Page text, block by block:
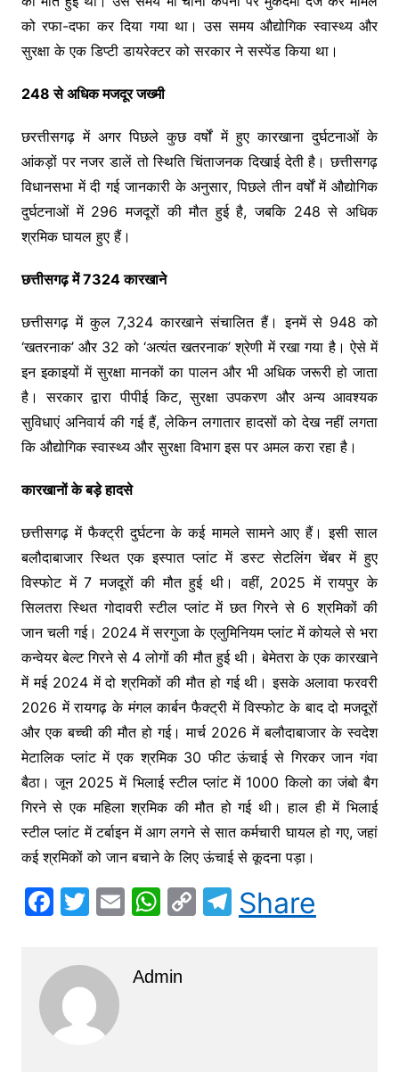
को रफा-दफा कर दिया गया था। उस समय औद्योगिक स्वास्थ्य और
सुरक्षा के एक डिप्टी डायरेक्टर को सरकार ने सस्पेंड किया था।
248 से अधिक मजदूर जख्मी
छरत्तीसगढ़ में अगर पिछले कुछ वर्षों में हुए कारखाना दुर्घटनाओं के
आंकड़ों पर नजर डालें तो स्थिति चिंताजनक दिखाई देती है। छत्तीसगढ़
विधानसभा में दी गई जानकारी के अनुसार, पिछले तीन वर्षों में औद्योगिक
दुर्घटनाओं में 296 मजदूरों की मौत हुई है, जबकि 248 से अधिक
श्रमिक घायल हुए हैं।
छत्तीसगढ़ में 7324 कारखाने
छत्तीसगढ़ में कुल 7,324 कारखाने संचालित हैं। इनमें से 948 को
‘खतरनाक’ और 32 को ‘अत्यंत खतरनाक’ श्रेणी में रखा गया है। ऐसे में
इन इकाइयों में सुरक्षा मानकों का पालन और भी अधिक जरूरी हो जाता
है। सरकार द्वारा पीपीई किट, सुरक्षा उपकरण और अन्य आवश्यक
सुविधाएं अनिवार्य की गई हैं, लेकिन लगातार हादसों को देख नहीं लगता
कि औद्योगिक स्वास्थ्य और सुरक्षा विभाग इस पर अमल करा रहा है।
कारखानों के बड़े हादसे
छत्तीसगढ़ में फैक्ट्री दुर्घटना के कई मामले सामने आए हैं। इसी साल
बलौदाबाजार स्थित एक इस्पात प्लांट में डस्ट सेटलिंग चेंबर में हुए
विस्फोट में 7 मजदूरों की मौत हुई थी। वहीं, 2025 में रायपुर के
सिलतरा स्थित गोदावरी स्टील प्लांट में छत गिरने से 6 श्रमिकों की
जान चली गई। 2024 में सरगुजा के एलुमिनियम प्लांट में कोयले से भरा
कन्वेयर बेल्ट गिरने से 4 लोगों की मौत हुई थी। बेमेतरा के एक कारखाने
में मई 2024 में दो श्रमिकों की मौत हो गई थी। इसके अलावा फरवरी
2026 में रायगढ़ के मंगल कार्बन फैक्ट्री में विस्फोट के बाद दो मजदूरों
और एक बच्ची की मौत हो गई। मार्च 2026 में बलौदाबाजार के स्वदेश
मेटालिक प्लांट में एक श्रमिक 30 फीट ऊंचाई से गिरकर जान गंवा
बैठा। जून 2025 में भिलाई स्टील प्लांट में 1000 किलो का जंबो बैग
गिरने से एक महिला श्रमिक की मौत हो गई थी। हाल ही में भिलाई
स्टील प्लांट में टर्बाइन में आग लगने से सात कर्मचारी घायल हो गए, जहां
कई श्रमिकों को जान बचाने के लिए ऊंचाई से कूदना पड़ा।
F
c
e
b
o
T
itt
er
E W
s
C T
el
Share
Admin